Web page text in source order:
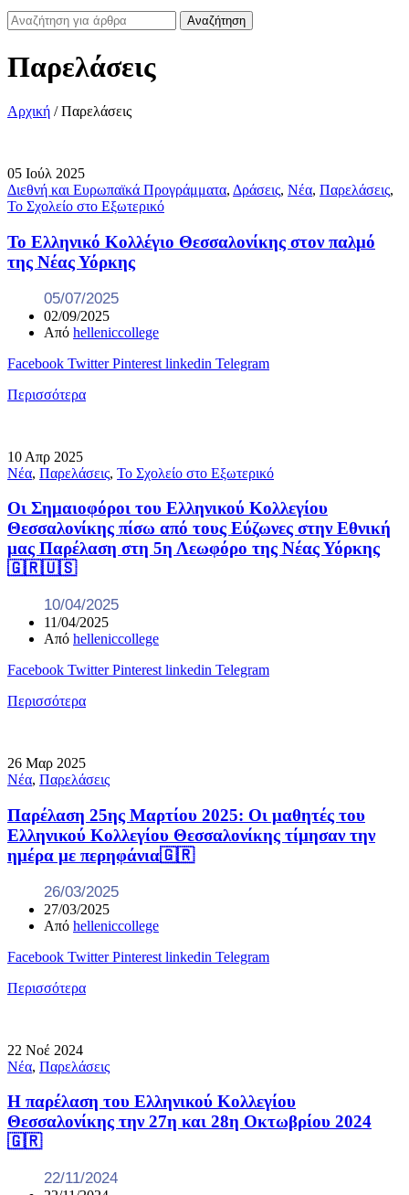
Αναζήτηση
Παρελάσεις
Αρχική /Παρελάσεις
05 Ιούλ 2025
Διεθνή και Ευρωπαϊκά Προγράμματα, Δράσεις, Νέα, Παρελάσεις,
Το Σχολείο στο Εξωτερικό
Το Ελληνικό Κολλέγιο Θεσσαλονίκης στον παλμό
της Νέας Υόρκης
05/07/2025
02/09/2025
Από helleniccollege
Facebook Twitter Pinterest linkedin Telegram
Περισσότερα
10 Απρ 2025
Νέα, Παρελάσεις, Το Σχολείο στο Εξωτερικό
Οι Σημαιοφόροι του Ελληνικού Κολλεγίου
Θεσσαλονίκης πίσω από τους Εύζωνες στην Εθνική
μας Παρέλαση στη 5η Λεωφόρο της Νέας Υόρκης
🇬🇷🇺🇸
10/04/2025
11/04/2025
Από helleniccollege
Facebook Twitter Pinterest linkedin Telegram
Περισσότερα
26 Μαρ 2025
Νέα, Παρελάσεις
Παρέλαση 25ης Μαρτίου 2025: Οι μαθητές του
Ελληνικού Κολλεγίου Θεσσαλονίκης τίμησαν την
ημέρα με περηφάνια🇬🇷
26/03/2025
27/03/2025
Από helleniccollege
Facebook Twitter Pinterest linkedin Telegram
Περισσότερα
22 Νοέ 2024
Νέα, Παρελάσεις
Η παρέλαση του Ελληνικού Κολλεγίου
Θεσσαλονίκης την 27η και 28η Οκτωβρίου 2024
🇬🇷
22/11/2024